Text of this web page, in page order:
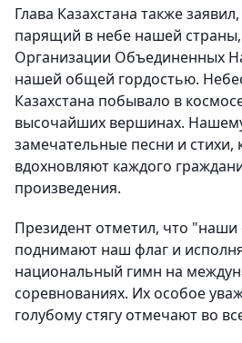
Глава Казахстана также
парящий в небе нашей
Организации Объединенных
нашей общей гордостью.
Казахстана побывало в
высочайших вершинах.
замечательные песни и стихи,
вдохновляют каждого
произведения.
Президент отметил, что
поднимают наш флаг и
национальный гимн на
соревнованиях. Их особое
голубому стягу отмечают во